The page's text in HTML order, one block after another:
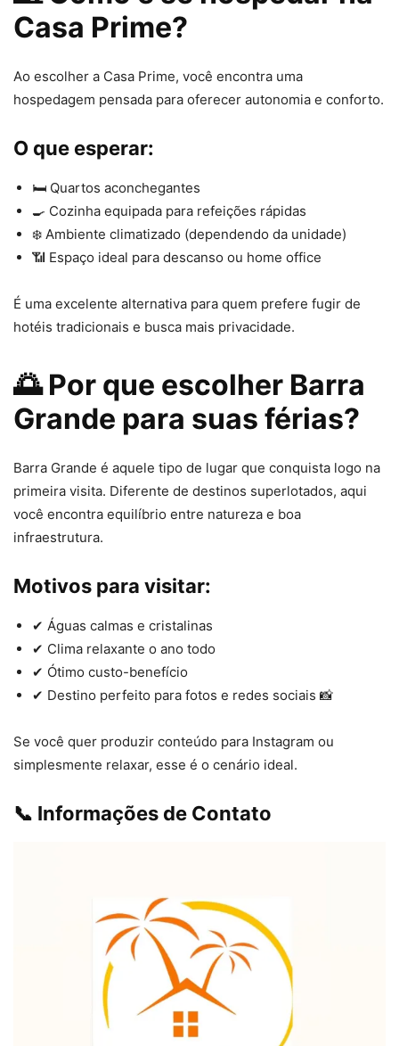
Casa Prime?
Ao escolher a Casa Prime, você encontra uma
hospedagem pensada para oferecer autonomia e conforto.
O que esperar:
🛏 Quartos aconchegantes
🍳 Cozinha equipada para refeições rápidas
❄️ Ambiente climatizado (dependendo da unidade)
📶 Espaço ideal para descanso ou home office
É uma excelente alternativa para quem prefere fugir de
hotéis tradicionais e busca mais privacidade.
🌅 Por que escolher Barra
Grande para suas férias?
Barra Grande é aquele tipo de lugar que conquista logo na
primeira visita. Diferente de destinos superlotados, aqui
você encontra equilíbrio entre natureza e boa
infraestrutura.
Motivos para visitar:
✔ Águas calmas e cristalinas
✔ Clima relaxante o ano todo
✔ Ótimo custo-benefício
✔ Destino perfeito para fotos e redes sociais 📸
Se você quer produzir conteúdo para Instagram ou
simplesmente relaxar, esse é o cenário ideal.
📞 Informações de Contato